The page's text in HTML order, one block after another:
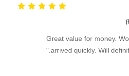
"Great value for money.
arrived quickly. Will